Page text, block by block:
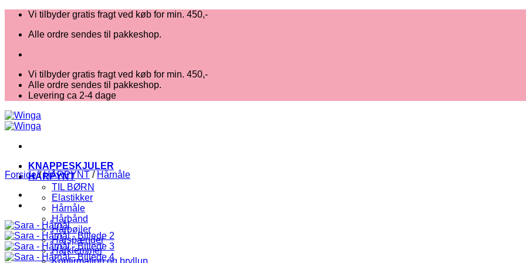
Fortsæt
indhold
Vi tilbyder gratis fragt ved køb for min. 450,-
Alle ordre sendes til pakkeshop.
Vi tilbyder gratis fragt ved køb for min. 450,-
Alle ordre sendes til pakkeshop.
Levering ca 2-4 dage
KNAPPESKJULER
HÅRPYNT
TIL BØRN
Elastikker
Hårnåle
Hårbånd
Hårbøjler
Hårspænder
Hårklemmer
Konfirmation og bryllup
Forside / HÅRPYNT / Hårnåle